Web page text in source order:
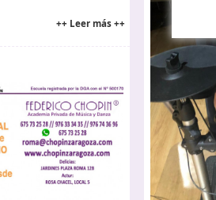
++ Leer más ++